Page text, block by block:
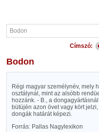
Címszó:
Bodon
Régi magyar személynév, mely
osztálynál, mint az alsóbb
hozzánk. - B., a
bütüjén azon övet vagy kört
dongák határát képezi.
Forrás: Pallas Nagylexikon